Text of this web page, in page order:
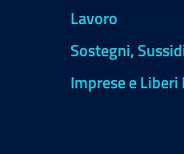
Lavoro
Sostegni,
Imprese e